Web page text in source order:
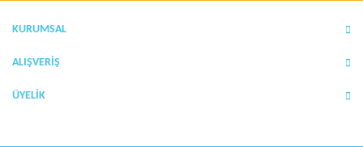
KURUMSAL
ALIŞVERİŞ
ÜYELİK